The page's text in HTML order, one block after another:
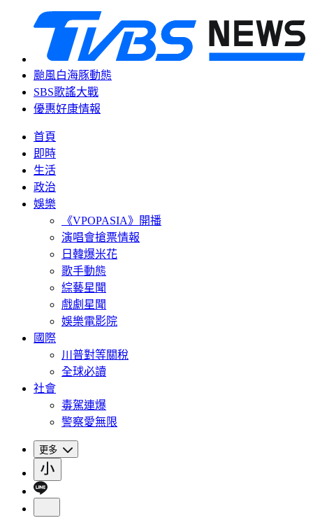
颱風白海豚動態
SBS歌謠大戰
優惠好康情報
首頁
即時
生活
政治
娛樂
《VPOPASIA》開播
演唱會搶票情報
日韓爆米花
歌手動態
綜藝星聞
戲劇星聞
娛樂電影院
國際
川普對等關稅
全球必讀
社會
毒駕連爆
警察愛無限
更多